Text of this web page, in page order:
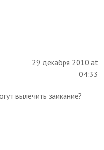
29 декабря 2010 at
04:33
вылечить заикание?